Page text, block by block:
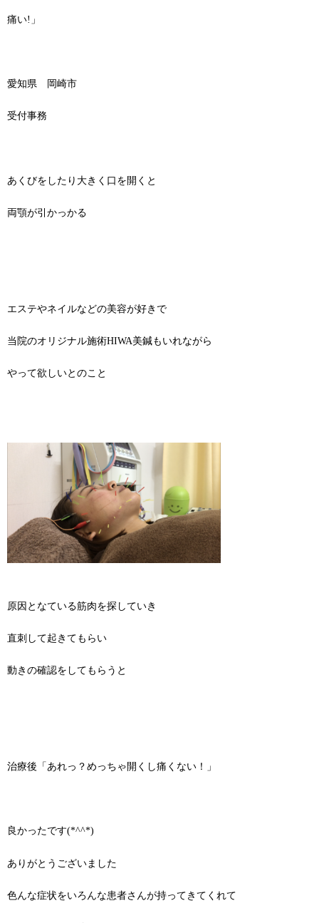
痛い!」
愛知県 岡崎市
受付事務
あくびをしたり大きく口を開くと
両顎が引かっかる
エステやネイルなどの美容が好きで
当院のオリジナル施術HIWA美鍼もいれながら
やって欲しいとのこと
原因となている筋肉を探していき
直刺して起きてもらい
動きの確認をしてもらうと
治療後「あれっ？めっちゃ開くし痛くない！」
良かったです(*^^*)
ありがとうございました
色んな症状をいろんな患者さんが持ってきてくれて